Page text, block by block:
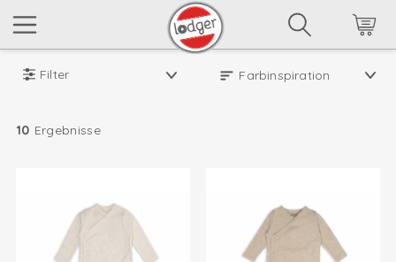
Filter
10 Ergebnisse